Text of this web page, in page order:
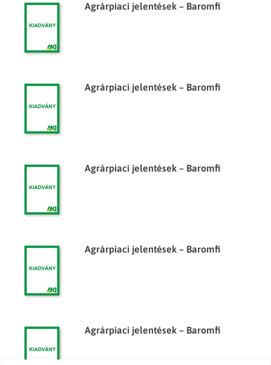
Agrárpiaci jelentések – Baromfi
Agrárpiaci jelentések – Baromfi
Agrárpiaci jelentések – Baromfi
Agrárpiaci jelentések – Baromfi
Agrárpiaci jelentések – Baromfi